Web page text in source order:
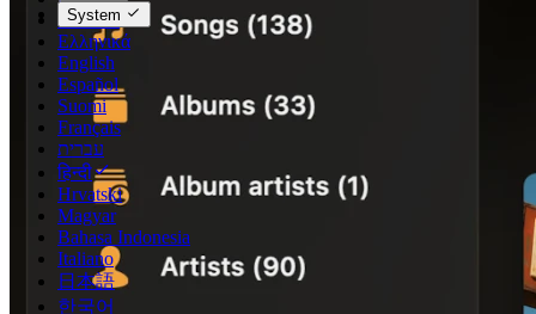
Deutsch
Ελληνικά
English
Español
Suomi
Français
עברית
हिन्दी
Hrvatski
Magyar
Bahasa Indonesia
Italiano
日本語
한국어
System